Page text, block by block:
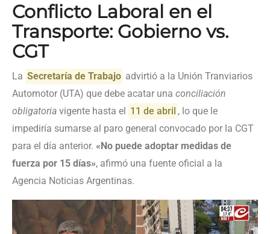
Conflicto Laboral en el
Transporte: Gobierno vs.
CGT
La Secretaría de Trabajo advirtió a la Unión Tranviarios
Automotor (UTA) que debe acatar una conciliación
obligatoria vigente hasta el 11 de abril , lo que le
impediría sumarse al paro general convocado por la CGT
para el día anterior. «No puede adoptar medidas de
fuerza por 15 días», afirmó una fuente oficial a la
Agencia Noticias Argentinas.